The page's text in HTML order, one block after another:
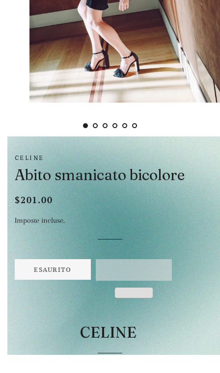
CELINE
Abito smanicato bicolore
Prezzo
listino
Prezzo
$201.00
Imposte incluse.
ESAURITO
CELINE